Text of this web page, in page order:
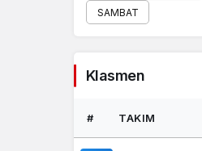
SAMBAT
Klasmen
# TAKIM